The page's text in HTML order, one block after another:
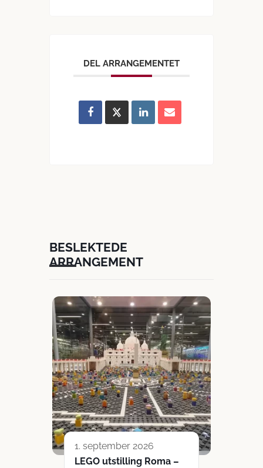
DEL ARRANGEMENTET
BESLEKTEDE
ARRANGEMENT
1. september 2026
LEGO utstilling Roma –